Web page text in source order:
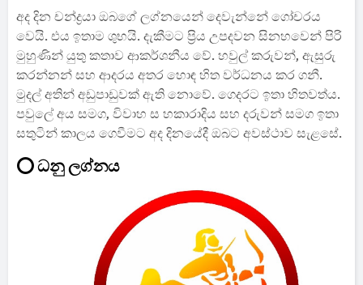
අද දින චන්ද්‍රයා ඔබගේ ලග්නයෙන් දෙවැන්නේ ගෝචරය
වෙයි. එය ඉතාම ශුභයි. දැකීමට ප්‍රිය උපදවන සිනහවෙන් පිරි
මුහුණින් යුතු කතාව ආකර්ශනීය වේ. හවුල් කරුවන්, ඇසුරු
කරන්නන් සහ ආදරය අතර හොඳ හිත වර්ධනය කර ගනී.
මුදල් අතින් අඩුපාඩුවක් ඇති නොවේ. ගෙදරට ඉතා හිතවත්ය.
පවුලේ අය සමග, විවාහ ස හකාරාදිය සහ දරුවන් සමග ඉතා
සතුටින් කාලය ගෙවීමට අද දිනයේදී ඔබට අවස්ථාව සැළසේ.
⭕ ධනු ලග්නය